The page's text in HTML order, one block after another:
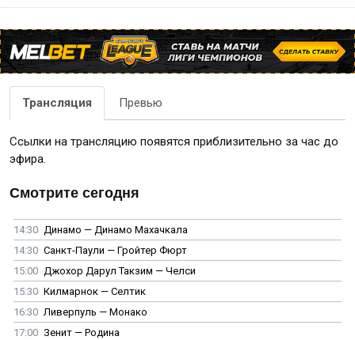
Трансляция Превью
Ссылки на трансляцию появятся приблизительно за час до
эфира.
Смотрите сегодня
14:30 Динамо — Динамо Махачкала
14:30 Санкт-Паули — Гройтер Фюрт
15:00 Джохор Дарул Такзим — Челси
15:30 Килмарнок — Селтик
16:30 Ливерпуль — Монако
17:00 Зенит — Родина